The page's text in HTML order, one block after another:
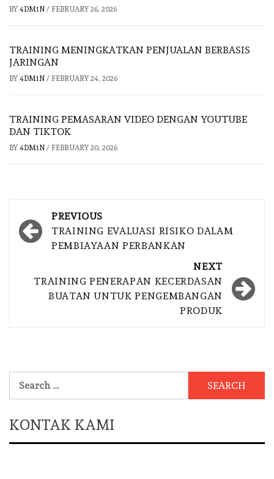
BY 4DM1N / FEBRUARY 26, 2026
TRAINING MENINGKATKAN PENJUALAN BERBASIS
JARINGAN
BY 4DM1N / FEBRUARY 24, 2026
TRAINING PEMASARAN VIDEO DENGAN YOUTUBE
DAN TIKTOK
BY 4DM1N / FEBRUARY 20, 2026
Post
navigation
PREVIOUS
TRAINING EVALUASI RISIKO DALAM
PEMBIAYAAN PERBANKAN
NEXT
TRAINING PENERAPAN KECERDASAN
BUATAN UNTUK PENGEMBANGAN
PRODUK
for:
KONTAK KAMI